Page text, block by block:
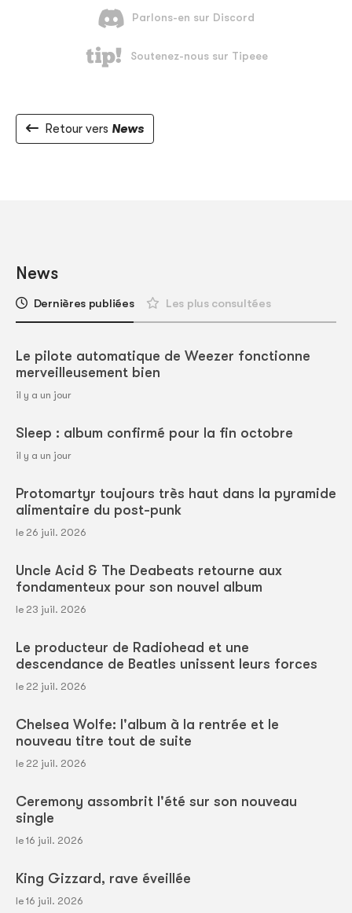
Retour vers News
News
Dernières publiées Les plus consultées
Le pilote automatique de Weezer fonctionne
merveilleusement bien
il y a un jour
Sleep : album confirmé pour la fin octobre
il y a un jour
Protomartyr toujours très haut dans la pyramide
alimentaire du post-punk
le 26 juil. 2026
Uncle Acid & The Deabeats retourne aux
fondamenteux pour son nouvel album
le 23 juil. 2026
Le producteur de Radiohead et une
descendance de Beatles unissent leurs forces
le 22 juil. 2026
Chelsea Wolfe: l'album à la rentrée et le
nouveau titre tout de suite
le 22 juil. 2026
Ceremony assombrit l'été sur son nouveau
single
le 16 juil. 2026
King Gizzard, rave éveillée
le 16 juil. 2026